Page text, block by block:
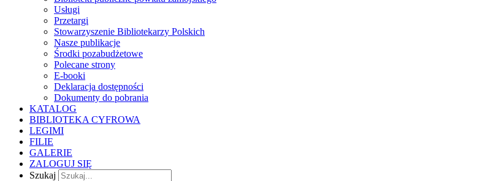
Usługi
Przetargi
Stowarzyszenie Bibliotekarzy Polskich
Nasze publikacje
Środki pozabudżetowe
Polecane strony
E-booki
Deklaracja dostępności
Dokumenty do pobrania
KATALOG
BIBLIOTEKA CYFROWA
LEGIMI
FILIE
GALERIE
ZALOGUJ SIĘ
Szukaj